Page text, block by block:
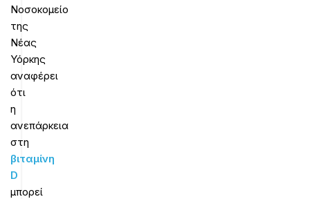
Νοσοκομείο
της
Νέας
Υόρκης
αναφέρει
ότι
η
ανεπάρκεια
στη
βιταμίνη
D
μπορεί